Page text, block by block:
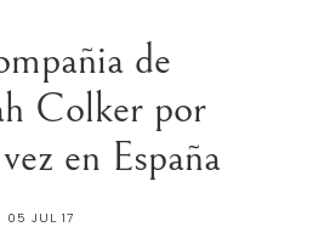
de
Colker por
en España
05 JUL 17